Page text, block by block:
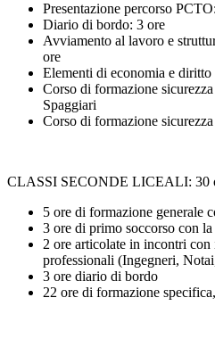
Presentazione percorso
Diario di bordo: 3 ore
Avviamento al lavoro e
ore
Elementi di economia e
Corso di formazione
Spaggiari
Corso di formazione
CLASSI SECONDE LICEALI: 30
5 ore di formazione generale
3 ore di primo soccorso con
2 ore articolate in incontri
professionali (Ingegneri,
3 ore diario di bordo
22 ore di formazione